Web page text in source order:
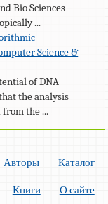
Bio Sciences
...
Science &
of DNA
the analysis
from the ...
Авторы Каталог
Книги О сайте